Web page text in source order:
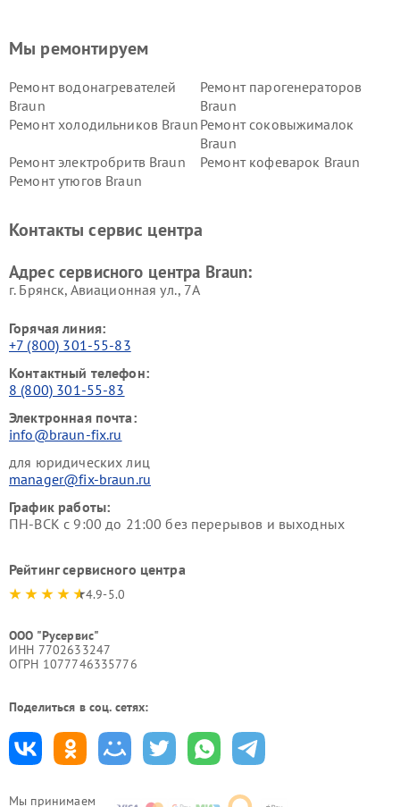
Мы принимаем
Мы ремонтируем
Ремонт водонагревателей
Braun
Ремонт парогенераторов
Braun
Ремонт холодильников Braun Ремонт соковыжималок
Braun
Ремонт электробритв Braun
Ремонт кофеварок Braun
Ремонт утюгов Braun
Контакты сервис центра
Адрес сервисного центра Braun:
г. Брянск, Авиационная ул., 7А
Горячая линия:
+7 (800) 301-55-83
Контактный телефон:
8 (800) 301-55-83
Электронная почта:
info@braun-fix.ru
для юридических лиц
manager@fix-braun.ru
График работы:
ПН-ВСК с 9:00 до 21:00 без перерывов и выходных
Рейтинг сервисного центра
4.9-5.0
ООО "Русервис"
ИНН 7702633247
ОГРН 1077746335776
Поделиться в соц. сетях: